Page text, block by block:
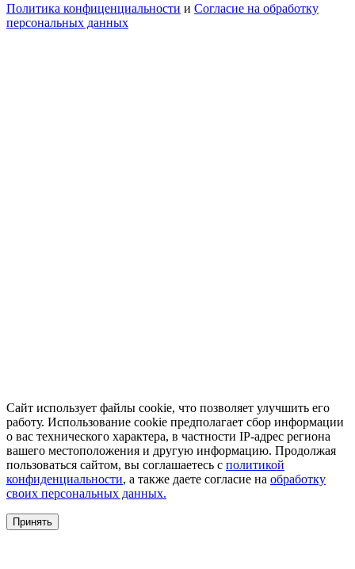
Политика конфиценциальности и Согласие на обработку
персональных данных
Сайт использует файлы cookie, что позволяет улучшить его
работу. Использование cookie предполагает сбор информации
о вас технического характера, в частности IP-адрес региона
вашего местоположения и другую информацию. Продолжая
пользоваться сайтом, вы соглашаетесь с политикой
конфиденциальности, а также даете согласие на обработку
своих персональных данных.
Принять